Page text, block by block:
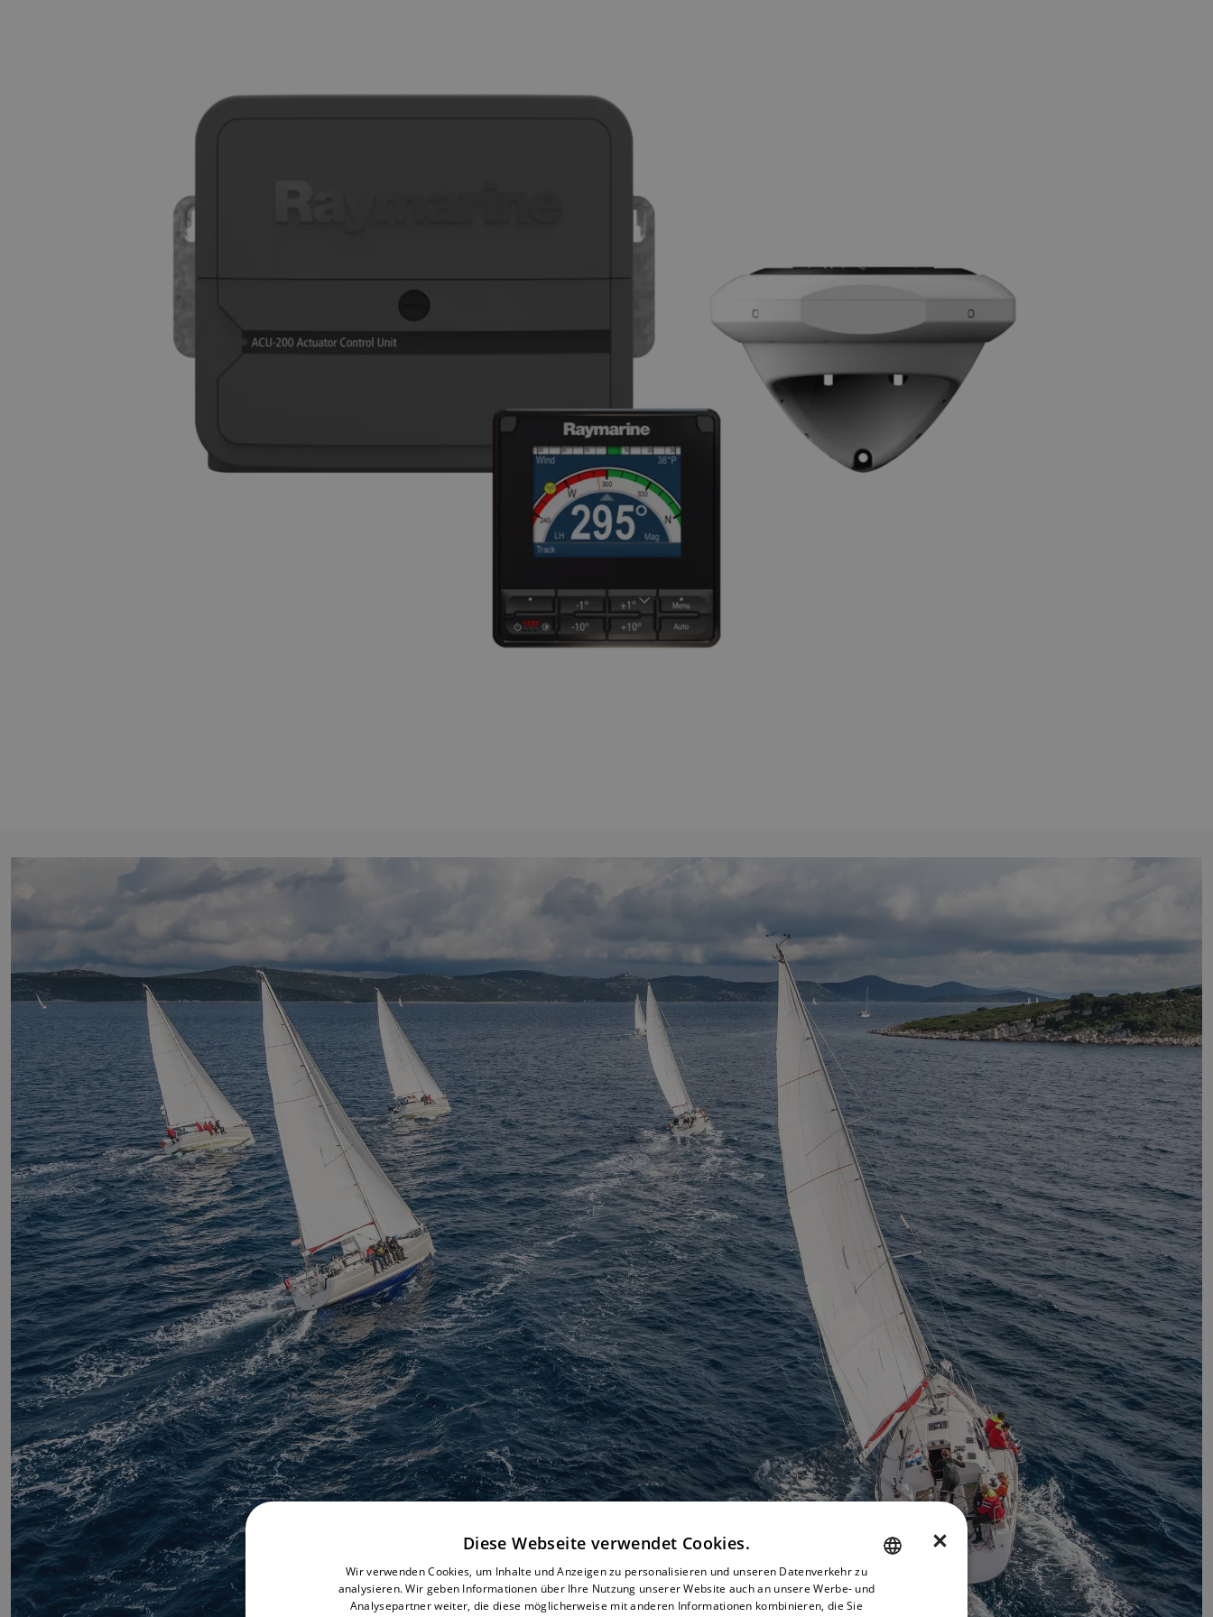
×
Diese Webseite verwendet Cookies.
Wir verwenden Cookies, um Inhalte und Anzeigen zu personalisieren und unseren Datenverkehr zu
analysieren. Wir geben Informationen über Ihre Nutzung unserer Website auch an unsere Werbe- und
Analysepartner weiter, die diese möglicherweise mit anderen Informationen kombinieren, die Sie